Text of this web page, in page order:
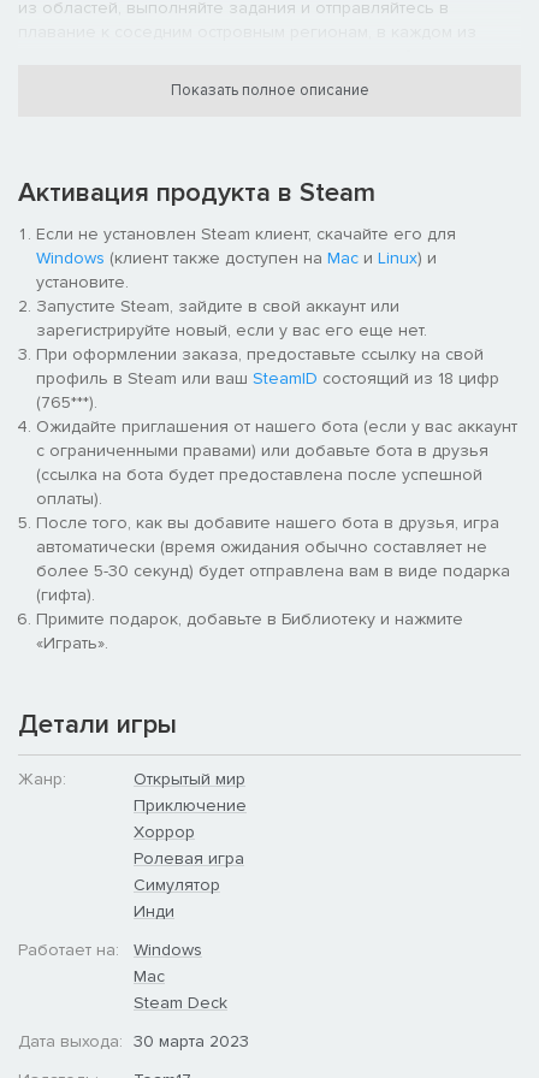
из областей, выполняйте задания и отправляйтесь в
Поднимайте с глубин
Кое-кто очень хочет, чтобы вы покопались в прошлом, но
можно ли ему доверять? И обретет ли он то, чего на самом
деле ищет?
Осторожней в тумане
Опасности повсюду: берегитесь коварных скал и острых
рифов. Но самое страшное поджидает в тумане, который
одеялом накрывает воды, как только сядет солнце...
Показать полное описание
Активация продукта в Steam
Если не установлен Steam клиент, скачайте его для
Windows (клиент также доступен на Mac и Linux) и
установите.
Запустите Steam, зайдите в свой аккаунт или
зарегистрируйте новый, если у вас его еще нет.
При оформлении заказа, предоставьте ссылку на свой
профиль в Steam или ваш SteamID состоящий из 18 цифр
(765***).
Ожидайте приглашения от нашего бота (если у вас аккаунт
с ограниченными правами) или добавьте бота в друзья
(ссылка на бота будет предоставлена после успешной
оплаты).
После того, как вы добавите нашего бота в друзья, игра
автоматически (время ожидания обычно составляет не
более 5-30 секунд) будет отправлена вам в виде подарка
(гифта).
Примите подарок, добавьте в Библиотеку и нажмите
«Играть».
Детали игры
Жанр:
Открытый мир
Приключение
Хоррор
Ролевая игра
Симулятор
Инди
Работает на:
Windows
Mac
Steam Deck
Дата выхода: 30 марта 2023